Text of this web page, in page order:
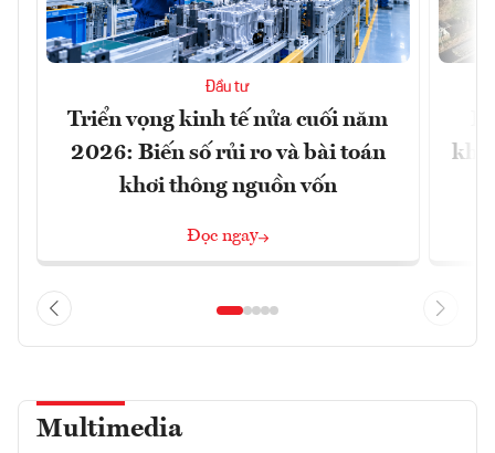
Đầu tư
Triển vọng kinh tế nửa cuối năm
2026: Biến số rủi ro và bài toán
khơi thông nguồn vốn
Đọc ngay
Multimedia